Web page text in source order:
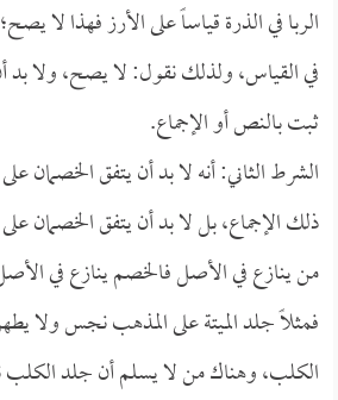
الربا في الذرة قياساً على الأرز فهذا لا
في القياس، ولذلك نقول: لا يصح، ولا
ثبت بالنص أو الإجماع.
الشرط الثاني: أنه لا بد أن يتفق الخصمان
ذلك الإجماع، بل لا بد أن يتفق الخصمان
من ينازع في الأصل فالخصم ينازع في
فمثلاً جلد الميتة على المذهب نجس ولا
الكلب، وهناك من لا يسلم أن جلد الكلب